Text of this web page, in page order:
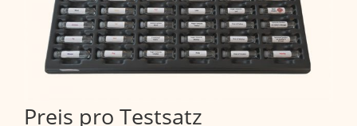
Preis pro Testsatz